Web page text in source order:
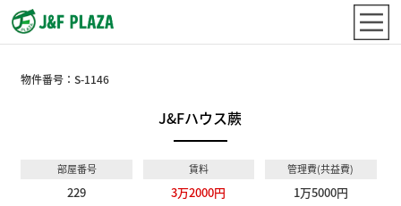
物件番号：S-1146
J&Fハウス蕨
部屋番号
229
賃料
3万2000円
管理費(共益費)
1万5000円